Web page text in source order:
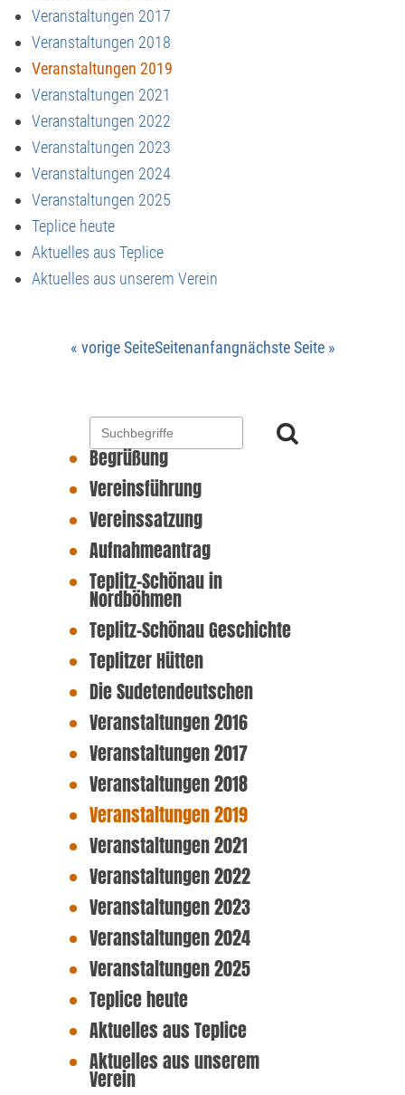
Veranstaltungen 2017
Veranstaltungen 2018
Veranstaltungen 2019
Veranstaltungen 2021
Veranstaltungen 2022
Veranstaltungen 2023
Veranstaltungen 2024
Veranstaltungen 2025
Teplice heute
Aktuelles aus Teplice
Aktuelles aus unserem Verein
« vorige SeiteSeitenanfangnächste Seite »
Begrüßung
Vereinsführung
Vereinssatzung
Aufnahmeantrag
Teplitz-Schönau in
Nordböhmen
Teplitz-Schönau Geschichte
Teplitzer Hütten
Die Sudetendeutschen
Veranstaltungen 2016
Veranstaltungen 2017
Veranstaltungen 2018
Veranstaltungen 2019
Veranstaltungen 2021
Veranstaltungen 2022
Veranstaltungen 2023
Veranstaltungen 2024
Veranstaltungen 2025
Teplice heute
Aktuelles aus Teplice
Aktuelles aus unserem
Verein